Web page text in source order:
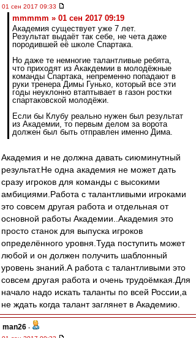
01 сен 2017 09:33
mmmmm » 01 сен 2017 09:19
Академия существует уже 7 лет.
Результат выдаёт так себе, не чета даже
породившей её школе Спартака.
Но даже те немногие талантливые ребята,
что приходят из Акакдемии в молодёжные
команды Спартака, непременно попадают в
руки тренера Димы Гунько, который все эти
годы неуклонно втаптывает в газон ростки
спартаковской молодёжи.
Если бы Клубу реально нужен был результат
из Академии, то первым делом за ворота
должен был быть отправлен именно Дима.
Академия и не должна давать сиюминутный
результат.Не одна академия не может дать
сразу игроков для команды с высокими
амбициями.Работа с талантливыми игроками
это совсем другая работа и отдельная от
основной работы Академии..Академия это
просто станок для выпуска игроков
определённого уровня.Туда поступить может
любой и он должен получить шаблонный
уровень знаний.А работа с талантливыми это
совсем другая работа и очень трудоёмкая.Для
начало надо искать таланты по всей России,а
не ждать когда талант заглянет в Академию.
man26 -